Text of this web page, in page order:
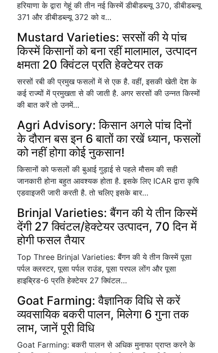
हरियाणा के द्वारा गेहूं की तीन नई किस्में डीबीडब्ल्यू 370, डीबीडब्ल्यू
371 और डीबीडब्ल्यू 372 को व…
Mustard Varieties: सरसों की ये पांच
किस्में किसानों को बना रहीं मालामाल, उत्पादन
क्षमता 20 क्विंटल प्रति हेक्टेयर तक
सरसों रबी की प्रमुख फसलों में से एक है. वहीं, इसकी खेती देश के
कई राज्यों में प्रमुखता से की जाती है. अगर सरसों की उन्नत किस्मों
की बात करें तो उनमें…
Agri Advisory: किसान अगले पांच दिनों
के दौरान बस इन 6 बातों का रखें ध्यान, फसलों
को नहीं होगा कोई नुकसान!
किसानों को फसलों की बुआई गुड़ाई से पहले मौसम की सही
जानकारी होना बहुत आवश्यक होता है. इसके लिए ICAR द्वारा कृषि
एडवाइजरी जारी करती है. तो चलिए इसके बार…
Brinjal Varieties: बैंगन की ये तीन किस्में
देंगी 27 क्विंटल/हेक्टेयर उत्पादन, 70 दिन में
होगी फसल तैयार
Top Three Brinjal Varieties: बैंगन की ये तीन किस्में पूसा
पर्पल क्लस्टर, पूसा पर्पल राउंड, पूसा परपल लोंग और पूसा
हाइब्रिड-6 प्रति हेक्टेयर 27 क्विंटल…
Goat Farming: वैज्ञानिक विधि से करें
व्यवसायिक बकरी पालन, मिलेगा 6 गुना तक
लाभ, जानें पूरी विधि
Goat Farming: बकरी पालन से अधिक मुनाफा प्राप्त करने के